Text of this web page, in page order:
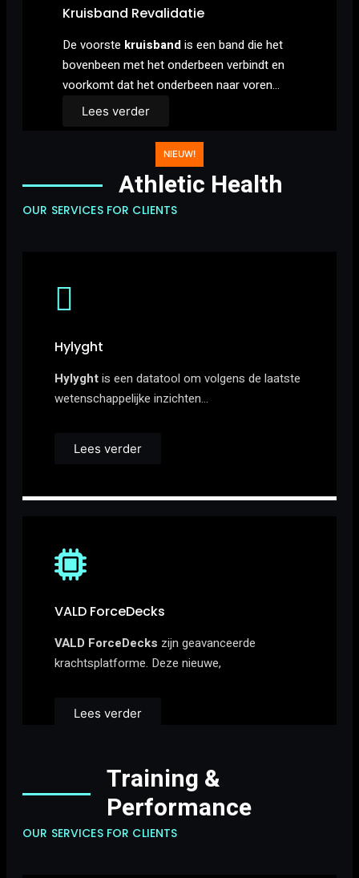
Kruisband Revalidatie
De voorste kruisbandis een band die het
bovenbeen met het onderbeen verbindt en
voorkomt dat het onderbeen naar voren…
Lees verder
NIEUW!
Athletic Health
OUR SERVICES FOR CLIENTS
Hylyght
Hylyghtis een datatool om volgens de laatste
wetenschappelijke inzichten…
Lees verder
VALD ForceDecks
VALD ForceDecks zijn geavanceerde
krachtsplatforme. Deze nieuwe,
Lees verder
Training &
Performance
OUR SERVICES FOR CLIENTS